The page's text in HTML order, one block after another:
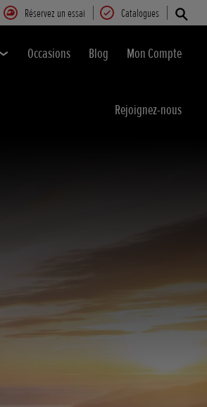
Réservez un essai Catalogues
Occasions Blog Mon Compte
Rejoignez-nous